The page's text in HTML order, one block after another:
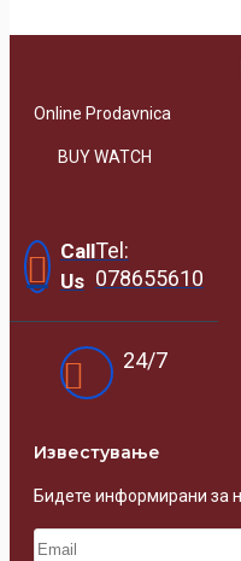
Online Prodavnica
BUY WATCH
Call
Us
Tel:
078655610
24/7
Известувањe
Бидете информирани за